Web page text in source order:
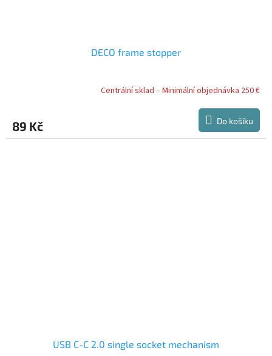
DECO frame stopper
Centrální sklad – Minimální objednávka 250 €
89 Kč Do košíku
USB C-C 2.0 single socket mechanism